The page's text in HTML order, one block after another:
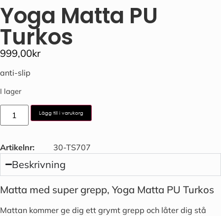
Yoga Matta PU
Turkos
999,00kr
anti-slip
I lager
Lägg till i varukorg
Artikelnr: 30-TS707
Beskrivning
Matta med super grepp, Yoga Matta PU Turkos
Mattan kommer ge dig ett grymt grepp och låter dig stå